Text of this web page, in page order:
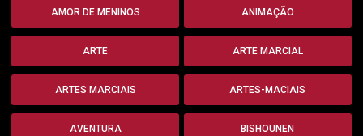
AMOR DE MENINOS ANIMAÇÃO
ARTE ARTE MARCIAL
ARTES MARCIAIS ARTES-MACIAIS
AVENTURA BISHOUNEN